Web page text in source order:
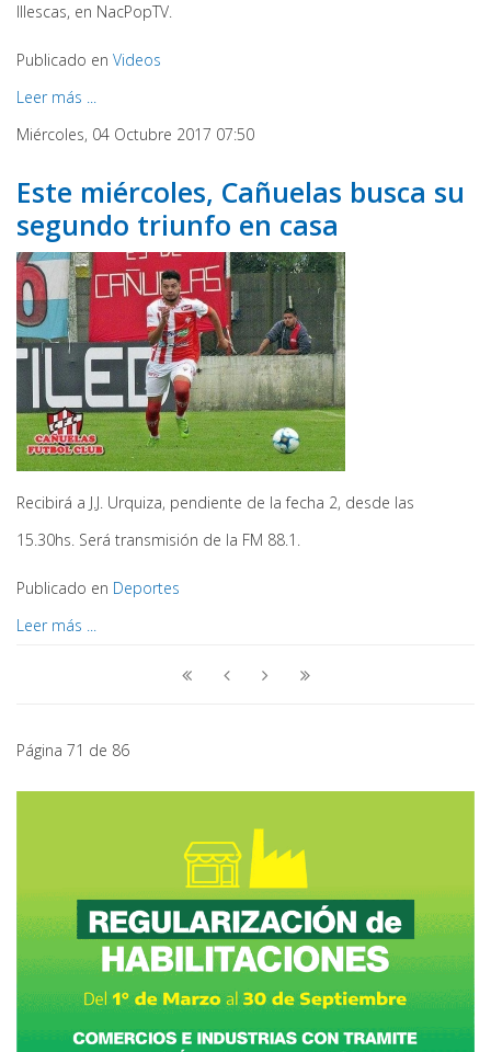
Illescas, en NacPopTV.
Publicado en Videos
Leer más ...
Miércoles, 04 Octubre 2017 07:50
Este miércoles, Cañuelas busca su
segundo triunfo en casa
Recibirá a J.J. Urquiza, pendiente de la fecha 2, desde las
15.30hs. Será transmisión de la FM 88.1.
Publicado en Deportes
Leer más ...
Página 71 de 86